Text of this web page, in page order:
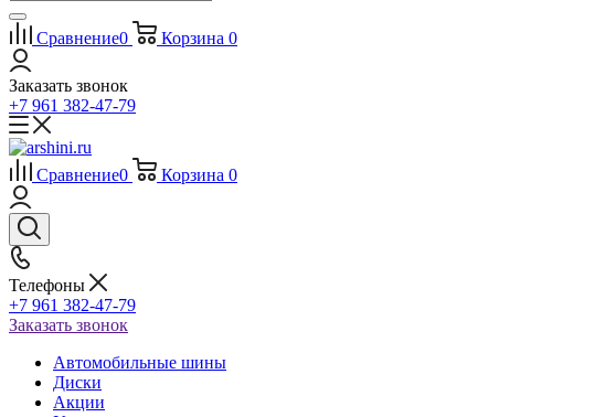
Сравнение0 Корзина 0
Заказать звонок
+7 961 382-47-79
Сравнение0 Корзина 0
Телефоны
+7 961 382-47-79
Заказать звонок
Автомобильные шины
Диски
Акции